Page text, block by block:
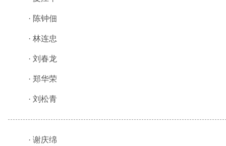
· 陈钟佃
· 林连忠
· 刘春龙
· 郑华荣
· 刘松青
· 谢庆绵